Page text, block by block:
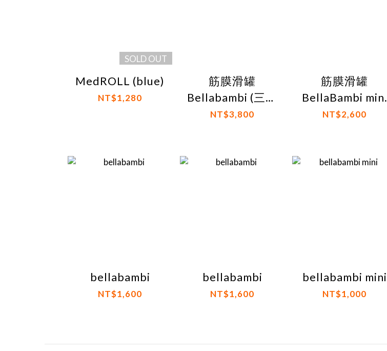
SOLD OUT
MedROLL (blue)
NT$1,280
筋膜滑罐
Bellabambi (三色
強度任選)
NT$3,800
筋膜滑罐
BellaBambi mini
(三色強度任選)
NT$2,600
bellabambi
NT$1,600
bellabambi
NT$1,600
bellabambi mini
NT$1,000